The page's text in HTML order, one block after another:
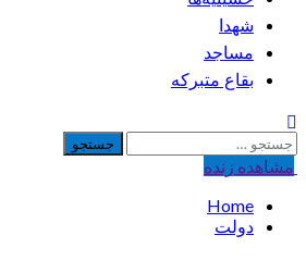
شهدا
مساجد
بقاع متبرکه
جستجو
برای:
مشاهده‌ زنده
Home
دولت